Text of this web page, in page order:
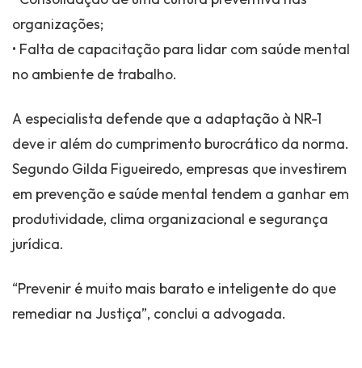
organizações;
• Falta de capacitação para lidar com saúde mental
no ambiente de trabalho.
A especialista defende que a adaptação à NR-1
deve ir além do cumprimento burocrático da norma.
Segundo Gilda Figueiredo, empresas que investirem
em prevenção e saúde mental tendem a ganhar em
produtividade, clima organizacional e segurança
jurídica.
“Prevenir é muito mais barato e inteligente do que
remediar na Justiça”, conclui a advogada.